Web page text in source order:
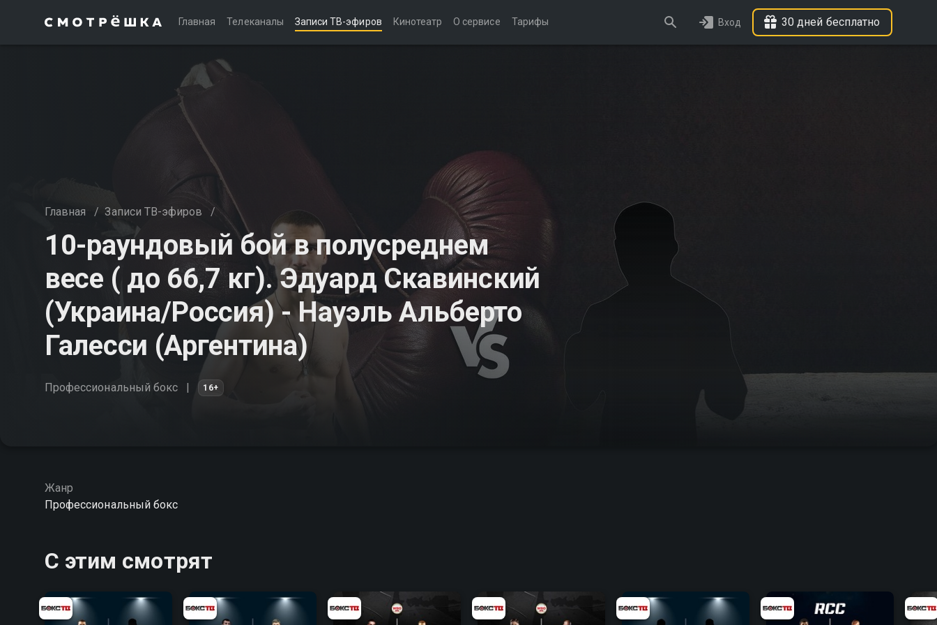
Главная Телеканалы Записи ТВ-эфиров Кинотеатр О сервисе Тарифы Вход 30 дней бесплатно
Главная / Записи ТВ-эфиров /
10-раундовый бой в полусреднем
весе ( до 66,7 кг). Эдуард Скавинский
(Украина/Россия) - Науэль Альберто
Галесси (Аргентина)
Профессиональный бокс 16+
Жанр
Профессиональный бокс
С этим смотрят